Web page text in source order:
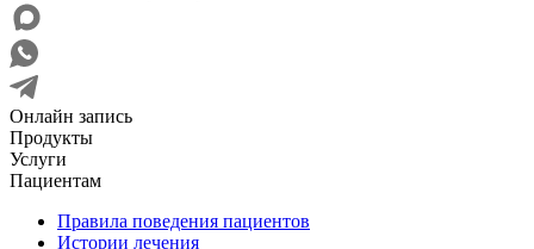
Онлайн запись
Продукты
Услуги
Пациентам
Правила поведения пациентов
Истории лечения